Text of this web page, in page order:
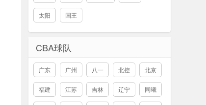
太阳 国王
CBA球队
广东 广州 八一 北控 北京
福建 江苏 吉林 辽宁 同曦